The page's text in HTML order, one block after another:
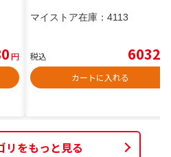
円
マイストア在庫： 4113
税込 6032
カートに入れる
リをもっと見る